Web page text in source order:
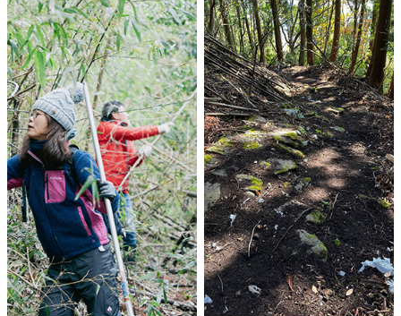
2025.05.09
【大会を開催します】
大会前日の阿蘇は強雨・強風となっていますが、夜半には雨が止む
予報のもと、明日の大会を開催します。
コース・スケジュールとも今のところ予定どおりですが、雨の状況や
明日早朝の最終コース確認の結果によって変更の可能性がありま
す。
変更がある場合は本webサイトおよび会場にてお知らせいたします。
(変更がない場合はwebサイト等でのお知らせはいたしません)
2025.05.08
【コースの一部変更】
牧野の放牧の都合によりコースが一部変更になります。A3-A4間、ス
タートから約55km付近が1km弱短縮になります。公開しているコ
ースマップやGPXには反映されませんので、マーキングテープや誘導